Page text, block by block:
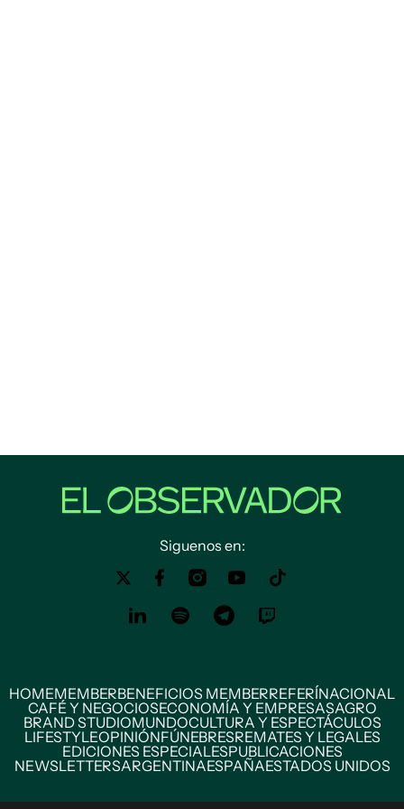
Siguenos en:
HOMEMEMBERBENEFICIOS MEMBERREFERÍNACIONAL
CAFÉ Y NEGOCIOSECONOMÍA Y EMPRESASAGRO
BRAND STUDIOMUNDOCULTURA Y ESPECTÁCULOS
LIFESTYLEOPINIÓNFÚNEBRESREMATES Y LEGALES
EDICIONES ESPECIALESPUBLICACIONES
NEWSLETTERSARGENTINAESPAÑAESTADOS UNIDOS